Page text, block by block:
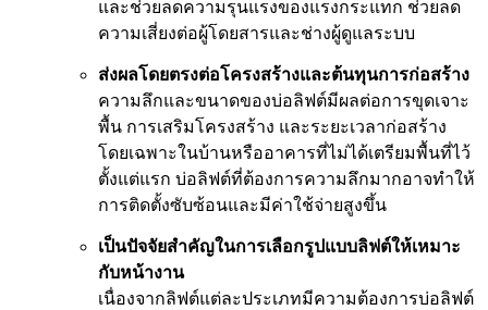
และช่วยลดความรุนแรงของแรงกระแทก ช่วยลด
ความเสี่ยงต่อผู้โดยสารและช่างผู้ดูแลระบบ
ส่งผลโดยตรงต่อโครงสร้างและต้นทุนการก่อสร้าง
ความลึกและขนาดของบ่อลิฟต์มีผลต่อการขุดเจาะ
พื้น การเสริมโครงสร้าง และระยะเวลาก่อสร้าง
โดยเฉพาะในบ้านหรืออาคารที่ไม่ได้เตรียมพื้นที่ไว้
ตั้งแต่แรก บ่อลิฟต์ที่ต้องการความลึกมากอาจทำให้
การติดตั้งซับซ้อนและมีค่าใช้จ่ายสูงขึ้น
เป็นปัจจัยสำคัญในการเลือกรูปแบบลิฟต์ให้เหมาะ
กับหน้างาน
เนื่องจากลิฟต์แต่ละประเภทมีความต้องการบ่อลิฟต์